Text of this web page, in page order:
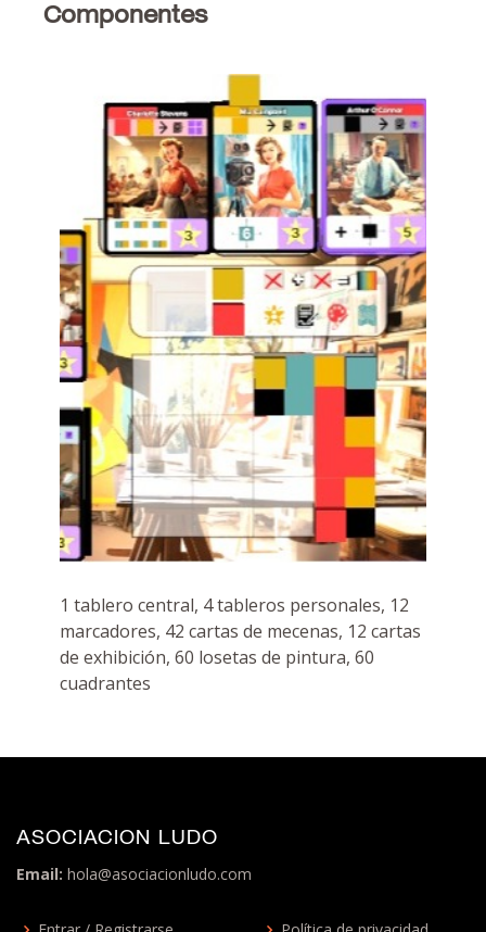
Componentes
1 tablero central, 4 tableros personales, 12
marcadores, 42 cartas de mecenas, 12 cartas
de exhibición, 60 losetas de pintura, 60
cuadrantes
ASOCIACION LUDO
Email: hola@asociacionludo.com